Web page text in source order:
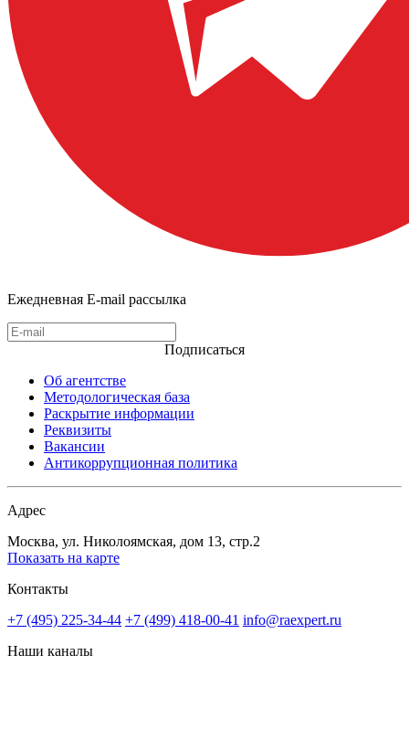
Ежедневная E-mail рассылка
Подписаться
Об агентстве
Методологическая база
Раскрытие информации
Реквизиты
Вакансии
Антикоррупционная политика
Адрес
Москва, ул. Николоямская, дом 13, стр.2
Показать на карте
Контакты
+7 (495) 225-34-44 +7 (499) 418-00-41 info@raexpert.ru
Наши каналы